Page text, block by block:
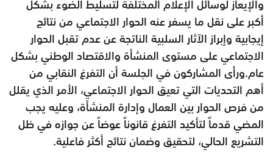
أكبر على نقل ما يسفر عنه الحوار الاجتماعي من نتائج
إيجابية وإبراز الآثار السلبية الناتجة عن عدم تقبل الحوار
الاجتماعي على مستوى المنشأة والاقتصاد الوطني بشكل
عام.ورأى المشاركون في الجلسة أن التفرغ النقابي من
أهم التحديات التي تعيق الحوار الاجتماعي، الأمر الذي يقلل
من فرص الحوار بين العمال وإدارة المنشأة، وعليه يجب
المضي قدماً لتأكيد التفرغ قانوناً عوضاً عن جوازه في ظل
التشريع الحالي، لتحقيق وضمان نتائج أكثر فاعلية.